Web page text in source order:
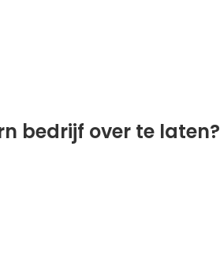
bedrijf over te laten?